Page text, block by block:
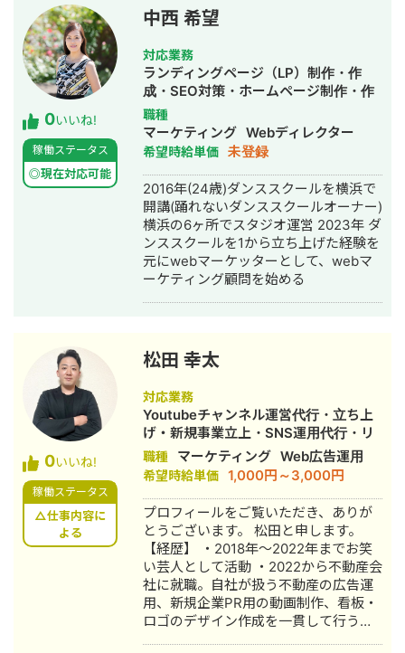
発に従事。具体的には機械学習を活用
したコンバージョン最適化や、広告費
用対効果を高めるためのアルゴリズム
実装をPdMとして主導。 現在は広告運
用を主軸とする株式会社FLYING
BIRDSの代表として、人材業界・
SaaS(BotB)に特化した広告運用サービ
スを提供。広告プロダクト開発者の経
験を活かし、プラットフォームのアル
ゴリズムを正確に理解し、そのポテン
シャルを最大限に引き出すことで、お
客様の広告パフォーマンスを最大化す
ることを得意としています。 ■核とな
る専門性 1. プロダクトマネジメント
Web マーケティング領域におけるプラ
ットフォームの機能拡張と最適化 2. ウ
ェブマーケティング戦略 包括的なデジ
計 データドリブンな広告運用最適化 3.
生成 AI プロジェクトマネジメント 生
成 AI を活用したプロダクトの要件定義
からリリースまでの全工程管理 クロス
ファンクショナルチームのリーダーシ
ップとメンバー育成 ステークホルダー
との効果的なコミュニケーションと調
整 ■活かせる経験・知識・技術 【経
験・知識】 • プロダクトマネジメント:
要件定義、仕様設計、開発進捗管理、
リリースまでの全工程管理 • 生成 AI 関
連: AI プロダクトの企画・開発経験 •
広告技術: マーケティングツール(YDA)
の最適化機能や入札戦略の開発・リリ
ース経験 • チームマネジメント: クロス
ファンクショナルチームのリーダーシ
ップとメンバー育成 • ステークホルダ
0いいね!
稼働ステータス
◎現在対応可能
中西 希望
対応業務
ランディングページ（LP）制作・作
成・SEO対策・ホームページ制作・作
成・バナー制作・デザイン・オウンド
メディア制作・構築・運用代行・動画
制作・動画編集・営業代行
職種
マーケティング Webディレクター
希望時給単価 未登録
2016年(24歳)ダンススクールを横浜で
開講(踊れないダンススクールオーナー)
横浜の6ヶ所でスタジオ運営 2023年 ダ
ンススクールを1から立ち上げた経験を
元にwebマーケッターとして、webマ
ーケティング顧問を始める
0いいね!
稼働ステータス
△仕事内容に
よる
松田 幸太
対応業務
Youtubeチャンネル運営代行・立ち上
げ・新規事業立上・SNS運用代行・リ
スティング広告運用代行・動画制作・
動画編集・営業代行
職種 マーケティング Web広告運用
希望時給単価 1,000円～3,000円
プロフィールをご覧いただき、ありが
とうございます。 松田と申します。
【経歴】 ・2018年〜2022年までお笑
い芸人として活動 ・2022から不動産会
社に就職。自社が扱う不動産の広告運
用、新規企業PR用の動画制作、看板・
ロゴのデザイン作成を一貫して行う。